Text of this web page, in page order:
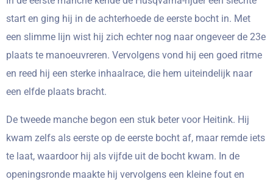
start en ging hij in de achterhoede de eerste bocht in. Met
een slimme lijn wist hij zich echter nog naar ongeveer de 23e
plaats te manoeuvreren. Vervolgens vond hij een goed ritme
en reed hij een sterke inhaalrace, die hem uiteindelijk naar
een elfde plaats bracht.
De tweede manche begon een stuk beter voor Heitink. Hij
kwam zelfs als eerste op de eerste bocht af, maar remde iets
te laat, waardoor hij als vijfde uit de bocht kwam. In de
openingsronde maakte hij vervolgens een kleine fout en